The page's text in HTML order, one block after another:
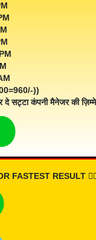
))
सट्टा कंपनी मैनेजर की
FASTEST RESULT